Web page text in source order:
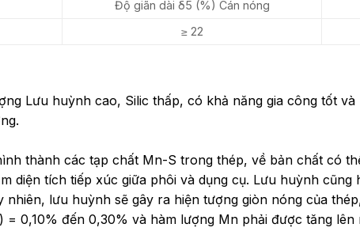
Độ giãn dài δ5 (%) Cán nóng
≥ 22
Lưu huỳnh cao, Silic thấp, có khả năng gia công tốt
thành các tạp chất Mn-S trong thép, về bản chất có
diện tích tiếp xúc giữa phôi và dụng cụ. Lưu huỳnh
nhiên, lưu huỳnh sẽ gây ra hiện tượng giòn nóng của
= 0,10% đến 0,30% và hàm lượng Mn phải được tăng